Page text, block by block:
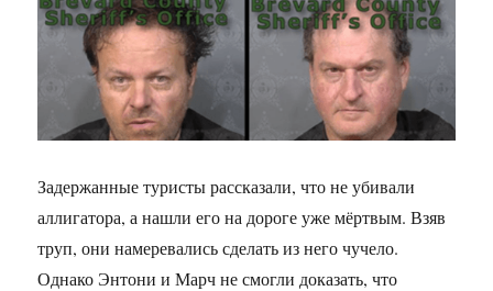
Задержанные туристы рассказали, что не убивали
аллигатора, а нашли его на дороге уже мёртвым. Взяв
труп, они намеревались сделать из него чучело.
Однако Энтони и Марч не смогли доказать, что